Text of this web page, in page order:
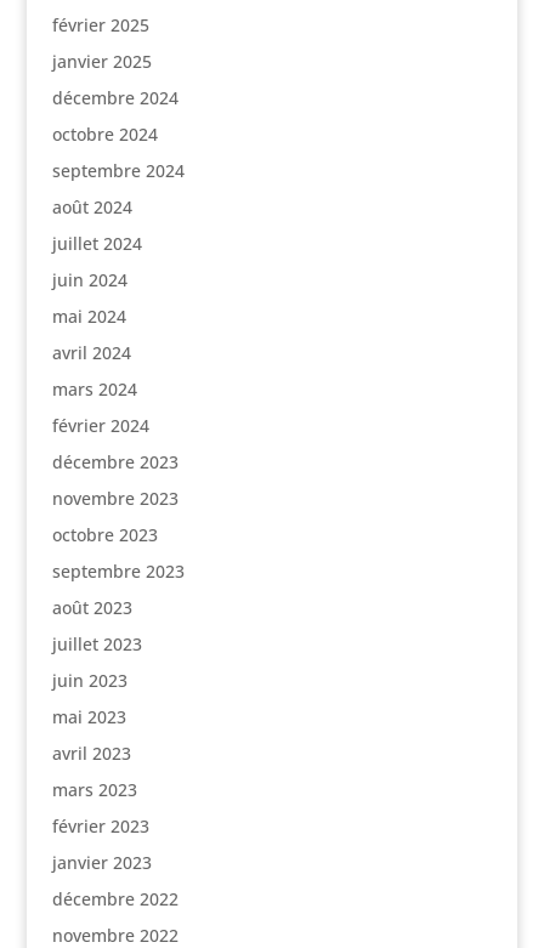
février 2025
janvier 2025
décembre 2024
octobre 2024
septembre 2024
août 2024
juillet 2024
juin 2024
mai 2024
avril 2024
mars 2024
février 2024
décembre 2023
novembre 2023
octobre 2023
septembre 2023
août 2023
juillet 2023
juin 2023
mai 2023
avril 2023
mars 2023
février 2023
janvier 2023
décembre 2022
novembre 2022